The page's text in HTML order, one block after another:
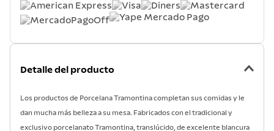
Detalle del producto
Los productos de Porcelana Tramontina completan sus comidas y le
dan mucha más belleza a su mesa. Fabricados con el tradicional y
exclusivo porcelanato Tramontina, translúcido, de excelente blancura
8.
tetera
9.
grano
cuchillo